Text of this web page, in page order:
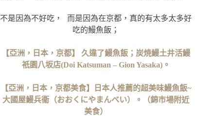
不是因為不好吃， 而是因為在京都，真的有太多太多好
吃的鰻魚飯；
【亞洲，日本，京都】 久違了鰻魚飯；炭焼鰻土井活鰻
祇園八坂店(Doi Katsuman – Gion Yasaka)。
【亞洲，日本，京都美食】日本人推薦的超美味鰻魚飯~
大國屋鰻兵衞（おおくにやまんべい）。（錦市場附近
美食）